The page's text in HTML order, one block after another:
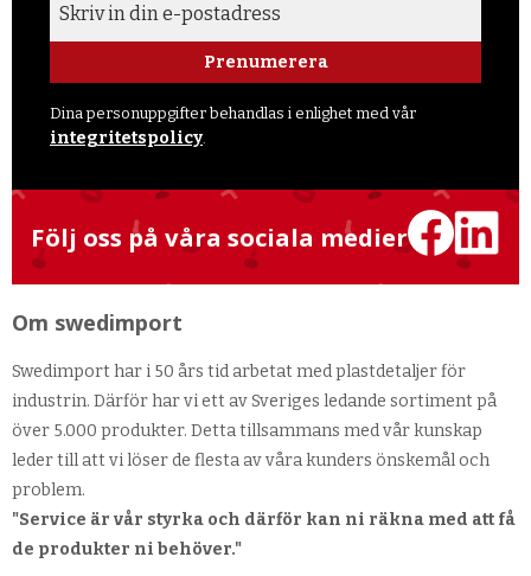
Prenumerera
Dina personuppgifter behandlas i enlighet med vår
integritetspolicy
Följ oss på våra sociala medier
Om swedimport
Swedimport har i 50 års tid arbetat med plastdetaljer för
industrin. Därför har vi ett av Sveriges ledande sortiment på
över 5.000 produkter. Detta tillsammans med vår kunskap
leder till att vi löser de flesta av våra kunders önskemål och
problem.
"Service är vår styrka och därför kan ni räkna med att få
de produkter ni behöver."